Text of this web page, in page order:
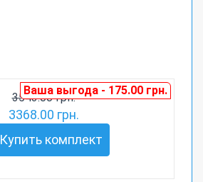
Ваша выгода - 175.00 грн.
3543.00 грн.
3368.00 грн.
Купить комплект